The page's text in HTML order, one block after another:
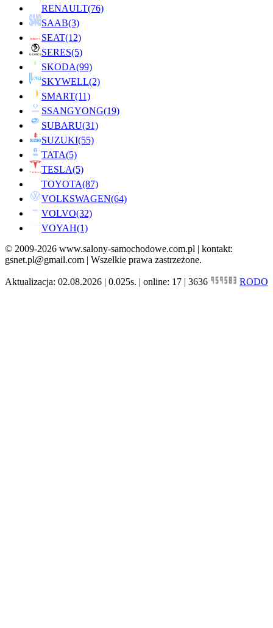
RENAULT(76)
SAAB(3)
SEAT(12)
SERES(5)
SKODA(99)
SKYWELL(2)
SMART(11)
SSANGYONG(19)
SUBARU(31)
SUZUKI(55)
TATA(5)
TESLA(5)
TOYOTA(87)
VOLKSWAGEN(64)
VOLVO(32)
VOYAH(1)
© 2009-2026 www.salony-samochodowe.com.pl | kontakt:
gsnet.pl@gmail.com | Wszelkie prawa zastrzeżone.
Aktualizacja: 02.08.2026 | 0.025s. | online: 17 | 3636 RODO